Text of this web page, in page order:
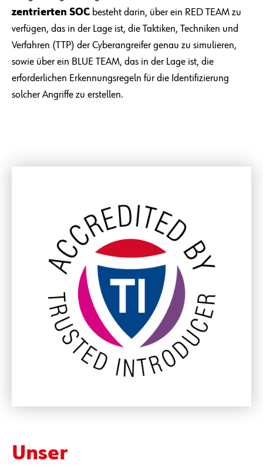
zentrierten SOC besteht darin, über ein RED TEAM zu
verfügen, das in der Lage ist, die Taktiken, Techniken und
Verfahren (TTP) der Cyberangreifer genau zu simulieren,
sowie über ein BLUE TEAM, das in der Lage ist, die
erforderlichen Erkennungsregeln für die Identifizierung
solcher Angriffe zu erstellen.
Unser